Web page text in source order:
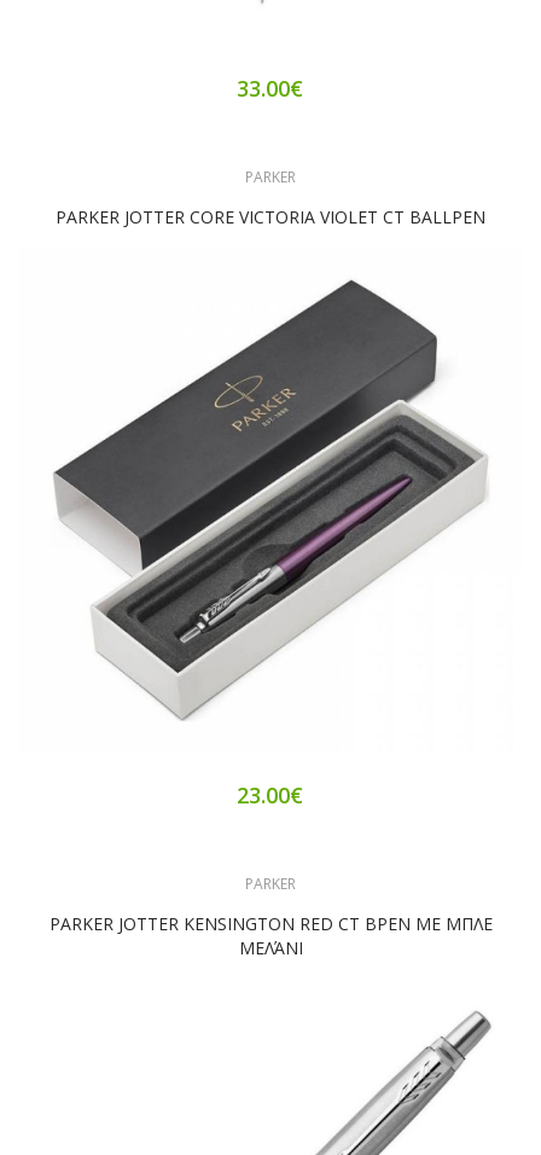
33.00€
PARKER
PARKER JOTTER CORE VICTORIA VIOLET CT BALLPEN
23.00€
PARKER
PARKER JOTTER KENSINGTON RED CT BPEN ΜΕ ΜΠΛΕ
MΕΛΆΝΙ